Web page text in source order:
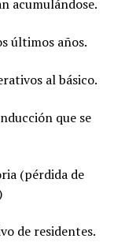
acumulándose.
últimos años.
al básico.
que se
(pérdida de
de residentes.